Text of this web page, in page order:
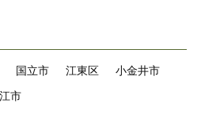
国立市 江東区
小金井市
市